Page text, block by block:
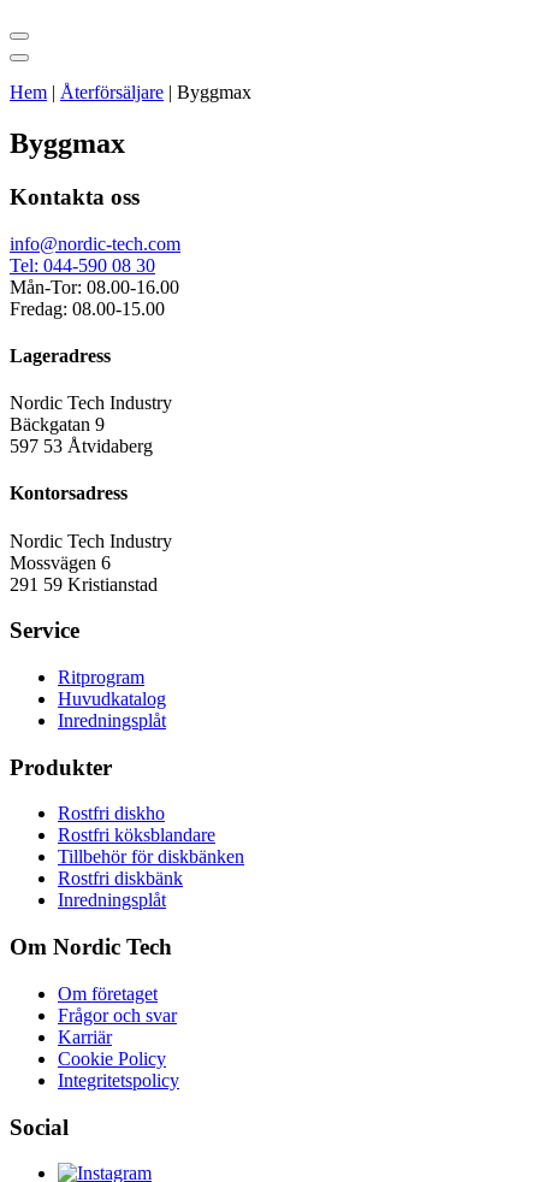
Hem | Återförsäljare | Byggmax
Byggmax
Kontakta oss
info@nordic-tech.com
Tel: 044-590 08 30
Mån-Tor: 08.00-16.00
Fredag: 08.00-15.00
Lageradress
Nordic Tech Industry
Bäckgatan 9
597 53 Åtvidaberg
Kontorsadress
Nordic Tech Industry
Mossvägen 6
291 59 Kristianstad
Service
Ritprogram
Huvudkatalog
Inredningsplåt
Produkter
Rostfri diskho
Rostfri köksblandare
Tillbehör för diskbänken
Rostfri diskbänk
Inredningsplåt
Om Nordic Tech
Om företaget
Frågor och svar
Karriär
Cookie Policy
Integritetspolicy
Social